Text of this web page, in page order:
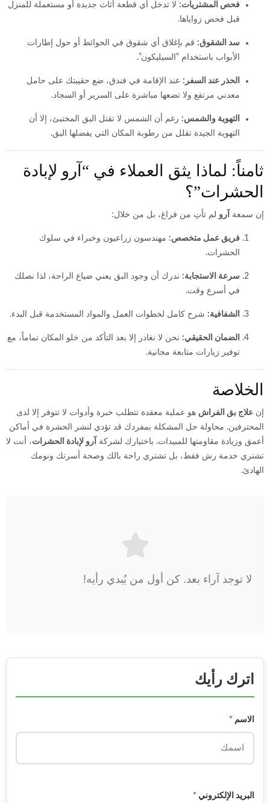
فحص المشتريات: لا تدخل أي قطعة أثاث جديدة أو مستعملة للمنزل
قبل فحص زواياها.
سد الشقوق: قم بإغلاق أي شقوق في الحوائط أو حول إطارات
الأبواب باستخدام “السيليكون”.
الحذر عند السفر: عند الإقامة في فندق، ضع حقيبتك على حامل
معدني مرتفع ولا تضعها مباشرة على السرير أو السجاد.
التهوية والشمس: رغم أن الشمس لا تقتل البق المختبئ، إلا أن
التهوية الجيدة تقلل من رطوبة المكان التي يفضلها البق.
ثامناً: لماذا يثق العملاء في “آرو لإبادة
الحشرات”؟
إن سمعة آرو لم تأتِ من فراغ، بل من خلال:
فريق عمل متخصص: مهندسون زراعيون وخبراء في سلوك
الحشرات.
سرعة الاستجابة: ندرك أن وجود البق يعني ضياع الراحة، لذا نصلك
في أسرع وقت.
الشفافية: شرح كامل لخطوات العمل والمواد المستخدمة قبل البدء.
الضمان الحقيقي: نحن لا نغادر إلا بعد التأكد من خلو المكان تماماً، مع
توفير زيارات متابعة مجانية.
الخلاصة
إن علاج بق الفراش هو عملية معقدة تتطلب خبرة وأدوات لا تتوفر إلا لدى
المحترفين. محاولة حل المشكلة بمفردك قد تؤدي لنشر الحشرة في أماكن
أعمق وزيادة مقاومتها للمبيدات. باختيارك لشركة
آرو لإبادة الحشرات، أنت لا
تشتري خدمة رش فقط، بل تشتري راحة بالك وصحة أسرتك ونومك
الهادئ.
لا توجد آراء بعد. كن أول من يُبدي رأيه!
اترك رأيك
الاسم *
البريد الإلكتروني *